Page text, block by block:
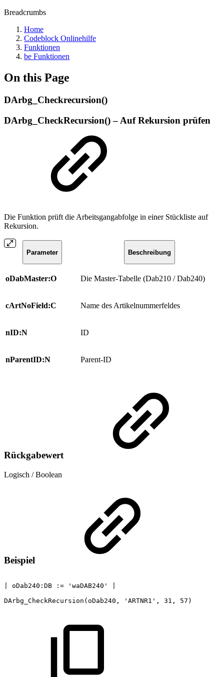
Breadcrumbs
Home
Codeblock Onlinehilfe
Funktionen
be Funktionen
On this Page
DArbg_Checkrecursion()
DArbg_CheckRecursion() – Auf Rekursion prüfen
Die Funktion prüft die Arbeitsgangabfolge in einer Stückliste auf
Rekursion.
Parameter Beschreibung
oDabMaster:O Die Master-Tabelle (Dab210 / Dab240)
cArtNoField:C Name des Artikelnummerfeldes
nID:N ID
nParentID:N Parent-ID
Rückgabewert
Logisch / Boolean
Beispiel
oDab240:DB := 'waDAB240'
DArbg_CheckRecursion(oDab240,
'ARTNR1', 31, 57)